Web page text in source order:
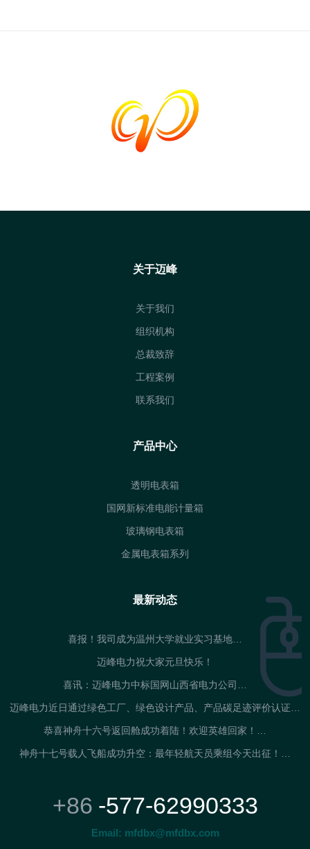
关于迈峰
关于我们
组织机构
总裁致辞
工程案例
联系我们
产品中心
透明电表箱
国网新标准电能计量箱
玻璃钢电表箱
金属电表箱系列
最新动态
喜报！我司成为温州大学就业实习基地…
迈峰电力祝大家元旦快乐！
喜讯：迈峰电力中标国网山西省电力公司…
迈峰电力近日通过绿色工厂、绿色设计产品、产品碳足迹评价认证…
恭喜神舟十六号返回舱成功着陆！欢迎英雄回家！…
神舟十七号载人飞船成功升空：最年轻航天员乘组今天出征！…
+86 -577-62990333
Email: mfdbx@mfdbx.com